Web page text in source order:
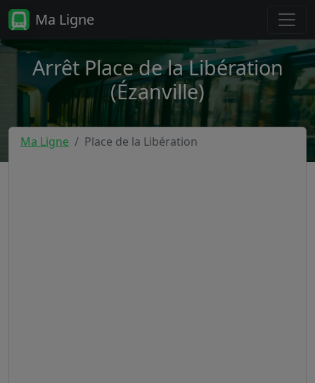
Ma Ligne
Arrêt Place de la Libération
(Ézanville)
Ma Ligne Place de la Libération